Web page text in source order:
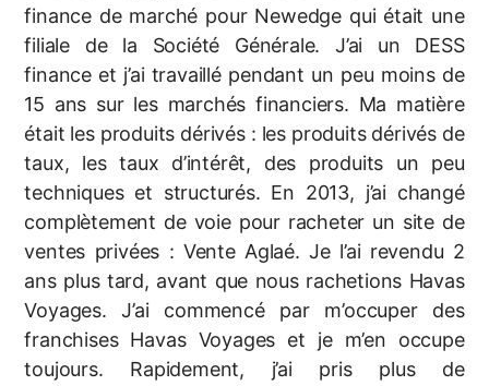
finance de marché pour Newedge qui était une
filiale de la Société Générale. J’ai un DESS
finance et j’ai travaillé pendant un peu moins de
15 ans sur les marchés financiers. Ma matière
était les produits dérivés : les produits dérivés de
taux, les taux d’intérêt, des produits un peu
techniques et structurés. En 2013, j’ai changé
complètement de voie pour racheter un site de
ventes privées : Vente Aglaé. Je l’ai revendu 2
ans plus tard, avant que nous rachetions Havas
Voyages. J’ai commencé par m’occuper des
franchises Havas Voyages et je m’en occupe
toujours. Rapidement, j’ai pris plus de